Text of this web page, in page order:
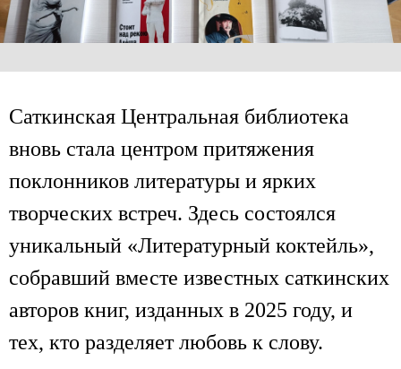
Саткинская Центральная библиотека
вновь стала центром притяжения
поклонников литературы и ярких
творческих встреч. Здесь состоялся
уникальный «Литературный коктейль»,
собравший вместе известных саткинских
авторов книг, изданных в 2025 году, и
тех, кто разделяет любовь к слову.